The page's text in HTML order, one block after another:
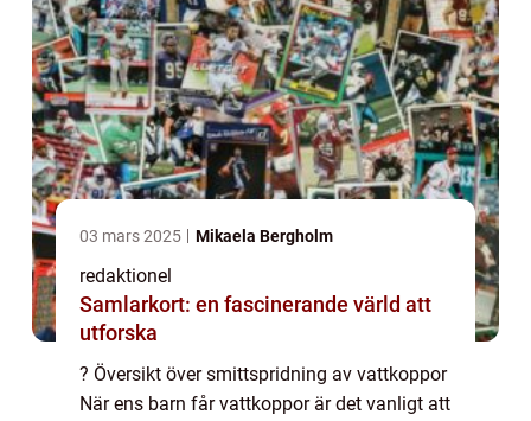
03 mars 2025 Mikaela Bergholm
redaktionel
Samlarkort: en fascinerande värld att
utforska
? Översikt över smittspridning av vattkoppor
När ens barn får vattkoppor är det vanligt att